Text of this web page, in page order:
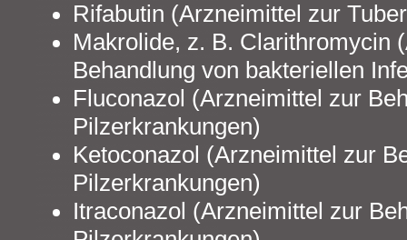
Rifabutin (Arzneimittel zur
Makrolide, z. B. Clarithromycin
Behandlung von bakteriellen
Fluconazol (Arzneimittel zur
Pilzerkrankungen)
Ketoconazol (Arzneimittel zur
Pilzerkrankungen)
Itraconazol (Arzneimittel zur